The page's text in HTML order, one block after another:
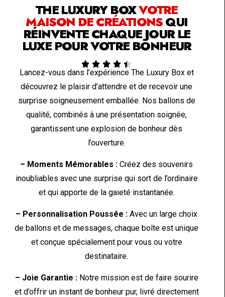
THE LUXURY BOXVOTRE
MAISON DE CRÉATIONSQUI
RÉINVENTE CHAQUE JOUR LE
LUXE POUR VOTRE BONHEUR
    
Lancez-vous dans l’expérience The Luxury Box et
découvrez le plaisir d’attendre et de recevoir une
surprise soigneusement emballée. Nos ballons de
qualité, combinés à une présentation soignée,
garantissent une explosion de bonheur dès
l’ouverture.
– Moments Mémorables : Créez des souvenirs
inoubliables avec une surprise qui sort de l’ordinaire
et qui apporte de la gaieté instantanée.
– Personnalisation Poussée : Avec un large choix
de ballons et de messages, chaque boîte est unique
et conçue spécialement pour vous ou votre
destinataire.
– Joie Garantie :Notre mission est de faire sourire
et d’offrir un instant de bonheur pur, livré directement